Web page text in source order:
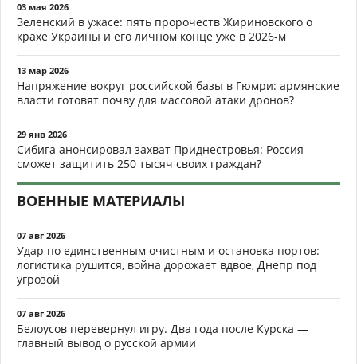
03 мая 2026
Зеленский в ужасе: пять пророчеств Жириновского о
крахе Украины и его личном конце уже в 2026-м
13 мар 2026
Напряжение вокруг российской базы в Гюмри: армянские
власти готовят почву для массовой атаки дронов?
29 янв 2026
Сибига анонсировал захват Приднестровья: Россия
сможет защитить 250 тысяч своих граждан?
ВОЕННЫЕ МАТЕРИАЛЫ
07 авг 2026
Удар по единственным очистным и остановка портов:
логистика рушится, война дорожает вдвое, Днепр под
угрозой
07 авг 2026
Белоусов перевернул игру. Два года после Курска —
главный вывод о русской армии